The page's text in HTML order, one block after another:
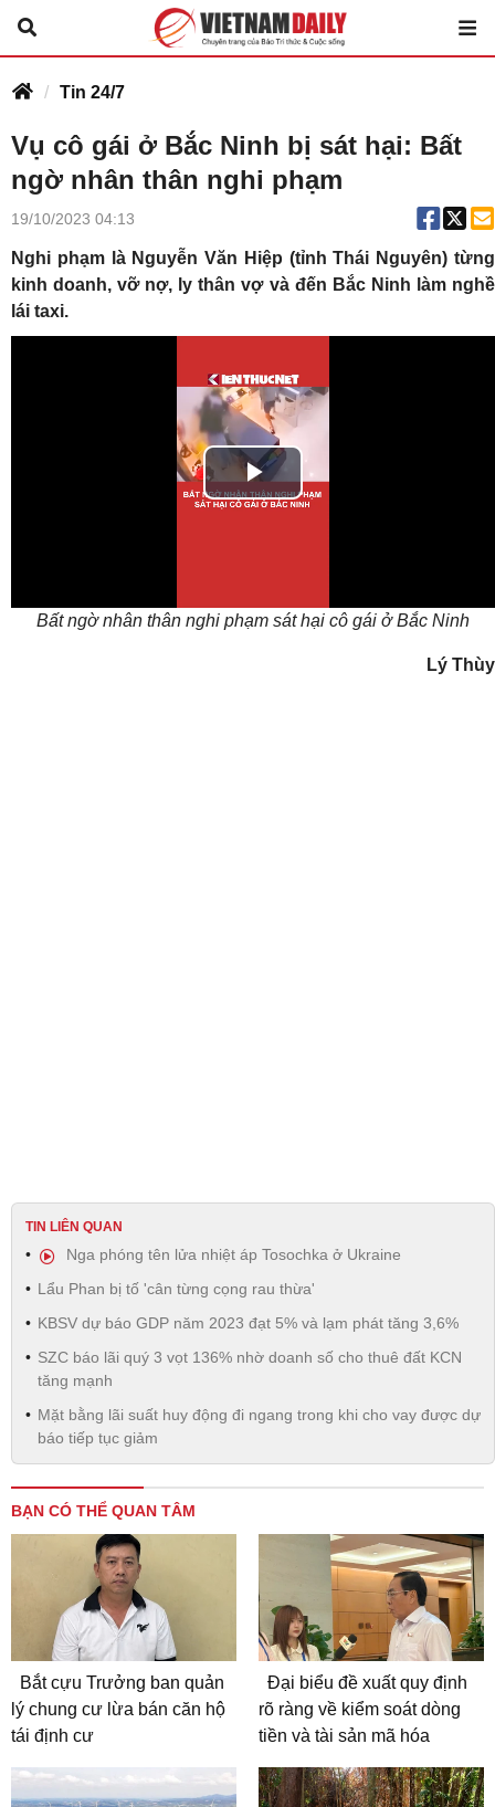
Tin 24/7
Vụ cô gái ở Bắc Ninh bị sát hại: Bất
ngờ nhân thân nghi phạm
19/10/2023 04:13
Nghi phạm là Nguyễn Văn Hiệp (tỉnh Thái Nguyên) từng
kinh doanh, vỡ nợ, ly thân vợ và đến Bắc Ninh làm nghề
lái taxi.
Play
Bất ngờ nhân thân nghi phạm sát hại cô gái ở Bắc Ninh
Lý Thùy
TIN LIÊN QUAN
Nga phóng tên lửa nhiệt áp Tosochka ở Ukraine
Lẩu Phan bị tố 'cân từng cọng rau thừa'
KBSV dự báo GDP năm 2023 đạt 5% và lạm phát tăng 3,6%
SZC báo lãi quý 3 vọt 136% nhờ doanh số cho thuê đất KCN
tăng mạnh
Mặt bằng lãi suất huy động đi ngang trong khi cho vay được dự
báo tiếp tục giảm
BẠN CÓ THỂ QUAN TÂM
Bắt cựu Trưởng ban quản
lý chung cư lừa bán căn hộ
tái định cư
Đại biểu đề xuất quy định
rõ ràng về kiểm soát dòng
tiền và tài sản mã hóa